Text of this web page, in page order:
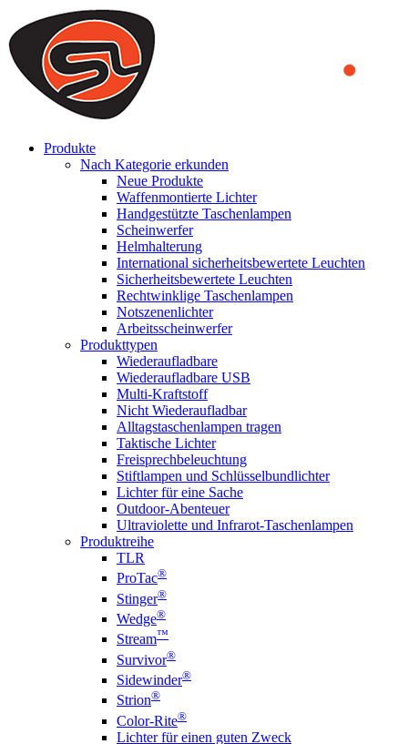
We use cookies to ensure that we provide you the best experience
on our website. By continuing to browse this website, you accept
that cookies are used to help us analyze how the website is used and
to offer you a better experience. To learn more or to find out how
you can disable cookies, you can access our
Produkte
Nach Kategorie erkunden
Neue Produkte
Waffenmontierte Lichter
Handgestützte Taschenlampen
Scheinwerfer
Helmhalterung
International sicherheitsbewertete Leuchten
Sicherheitsbewertete Leuchten
Rechtwinklige Taschenlampen
Notszenenlichter
Arbeitsscheinwerfer
Produkttypen
Wiederaufladbare
Wiederaufladbare USB
Multi-Kraftstoff
Nicht Wiederaufladbar
Alltagstaschenlampen tragen
Taktische Lichter
Freisprechbeleuchtung
Stiftlampen und Schlüsselbundlichter
Lichter für eine Sache
Outdoor-Abenteuer
Ultraviolette und Infrarot-Taschenlampen
Produktreihe
TLR
ProTac®
Stinger®
Wedge®
Stream™
Survivor®
Sidewinder®
Strion®
Color-Rite®
Lichter für einen guten Zweck